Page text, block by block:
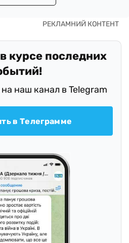
курсе последних
наш канал в Telegram
в Телеграмме